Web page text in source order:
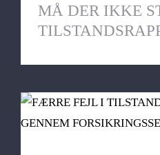
MÅ DER IKKE
BESTILT